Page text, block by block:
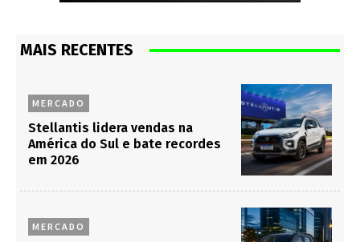
MAIS RECENTES
MERCADO
Stellantis lidera vendas na
América do Sul e bate recordes
em 2026
MERCADO